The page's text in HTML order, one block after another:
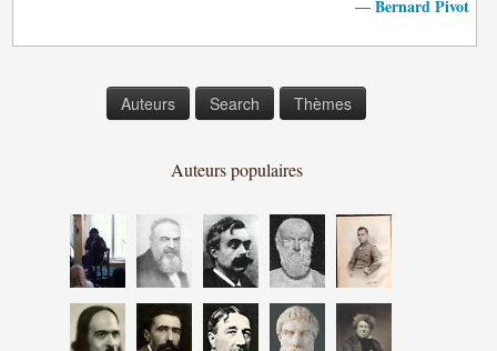
— Bernard Pivot
Auteurs Search Thèmes
Auteurs populaires